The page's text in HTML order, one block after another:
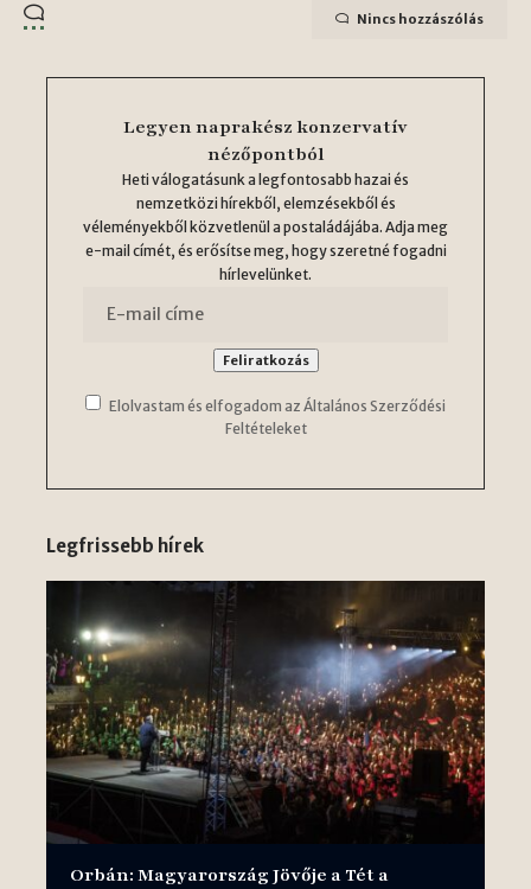
Nincs hozzászólás
Legyen naprakész konzervatív
nézőpontból
Heti válogatásunk a legfontosabb hazai és
nemzetközi hírekből, elemzésekből és
véleményekből közvetlenül a postaládájába. Adja meg
e-mail címét, és erősítse meg, hogy szeretné fogadni
hírlevelünket.
Elolvastam és elfogadom az Általános Szerződési
Feltételeket
Legfrissebb hírek
Orbán: Magyarország Jövője a Tét a